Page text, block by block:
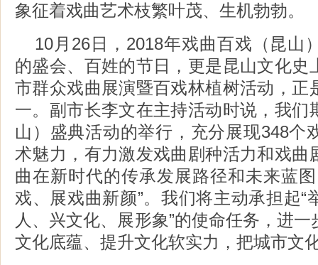
象征着戏曲艺术枝繁叶茂、生机勃勃。
10月26日，2018年戏曲百戏（昆山
的盛会、百姓的节日，更是昆山文化史
市群众戏曲展演暨百戏林植树活动，正
一。副市长李文在主持活动时说，我们
山）盛典活动的举行，充分展现348个
术魅力，有力激发戏曲剧种活力和戏曲
曲在新时代的传承发展路径和未来蓝
戏、展戏曲新颜”。我们将主动承担起“
人、兴文化、展形象”的使命任务，进
文化底蕴、提升文化软实力，把城市文